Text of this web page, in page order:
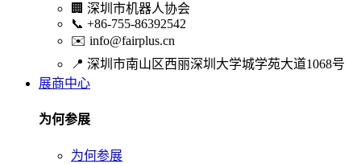
🏢 深圳市机器人协会
📞 +86-755-86392542
✉️ info@fairplus.cn
📍 深圳市南山区西丽深圳大学城学苑大道1068号
展商中心
为何参展
为何参展